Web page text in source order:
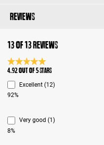
Reviews
13 of 13 reviews
Average rating 4.9 of 5 Stars
4.92 out of 5 stars
Excellent (12)
92%
Very good (1)
8%